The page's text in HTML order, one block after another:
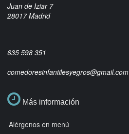
Juan de Iziar 7
28017 Madrid
635 598 351
comedoresinfantilesyegros@gmail.com
Más información
Alérgenos en menú